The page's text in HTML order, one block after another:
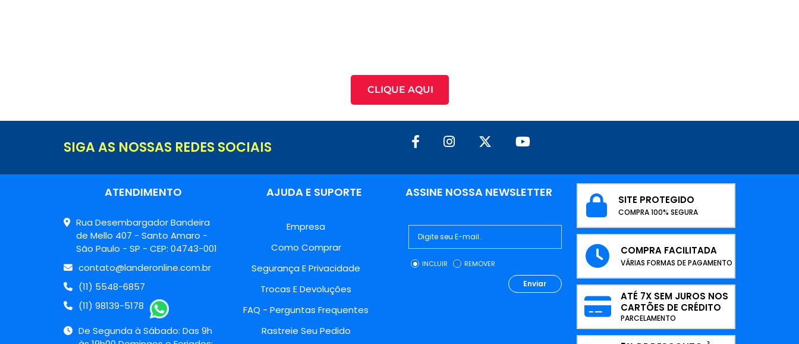
CLIQUE AQUI
SIGA AS NOSSAS REDES SOCIAIS
ATENDIMENTO
Rua Desembargador Bandeira
de Mello 407 - Santo Amaro -
São Paulo - SP - CEP: 04743-001
contato@landeronline.com.br
(11) 5548-6857
(11) 98139-5178
De Segunda à Sábado: Das 9h
AJUDA E SUPORTE
Empresa
Como Comprar
Segurança E Privacidade
Trocas E Devoluções
FAQ - Perguntas Frequentes
Rastreie Seu Pedido
ASSINE NOSSA NEWSLETTER
INCLUIR REMOVER
Enviar
SITE PROTEGIDO
COMPRA 100% SEGURA
COMPRA FACILITADA
VÁRIAS FORMAS DE PAGAMENTO
ATÉ 7X SEM JUROS NOS
CARTÕES DE CRÉDITO
PARCELAMENTO